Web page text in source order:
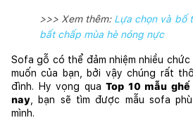
>>> Xem thêm: Lựa chọn và bố
bất chấp mùa hè nóng nực
Sofa gỗ có thể đảm nhiệm nhiều
muốn của bạn, bởi vậy chúng rất
đình. Hy vọng qua Top 10 mẫu
nay , bạn sẽ tìm được mẫu sofa
mình.